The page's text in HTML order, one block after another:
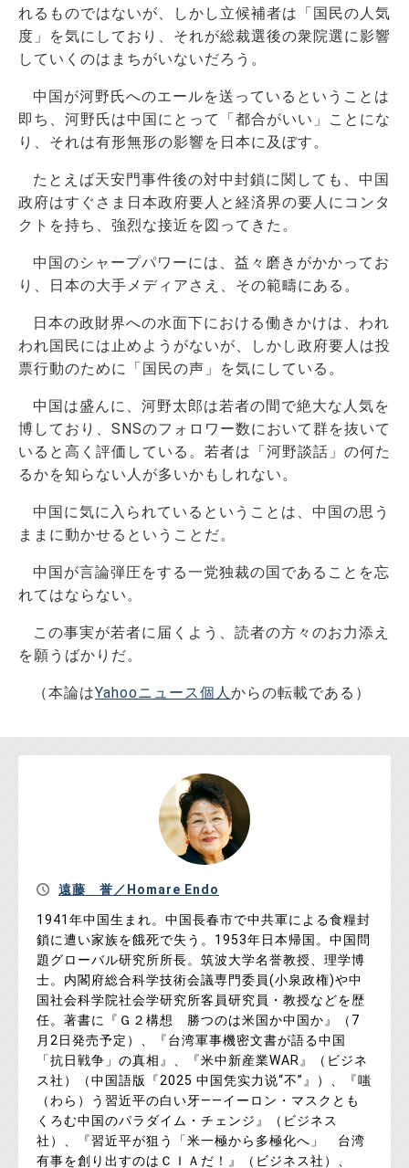
れるものではないが、しかし立候補者は「国民の人気
度」を気にしており、それが総裁選後の衆院選に影響
していくのはまちがいないだろう。
中国が河野氏へのエールを送っているということは
即ち、河野氏は中国にとって「都合がいい」ことにな
り、それは有形無形の影響を日本に及ぼす。
たとえば天安門事件後の対中封鎖に関しても、中国
政府はすぐさま日本政府要人と経済界の要人にコンタ
クトを持ち、強烈な接近を図ってきた。
中国のシャープパワーには、益々磨きがかかってお
り、日本の大手メディアさえ、その範疇にある。
日本の政財界への水面下における働きかけは、われ
われ国民には止めようがないが、しかし政府要人は投
票行動のために「国民の声」を気にしている。
中国は盛んに、河野太郎は若者の間で絶大な人気を
博しており、SNSのフォロワー数において群を抜いて
いると高く評価している。若者は「河野談話」の何た
るかを知らない人が多いかもしれない。
中国に気に入られているということは、中国の思う
ままに動かせるということだ。
中国が言論弾圧をする一党独裁の国であることを忘
れてはならない。
この事実が若者に届くよう、読者の方々のお力添え
を願うばかりだ。
（本論はYahooニュース個人からの転載である）
遠藤 誉／Homare Endo
1941年中国生まれ。中国長春市で中共軍による食糧封
鎖に遭い家族を餓死で失う。1953年日本帰国。中国問
題グローバル研究所所長。筑波大学名誉教授、理学博
士。内閣府総合科学技術会議専門委員(小泉政権)や中
国社会科学院社会学研究所客員研究員・教授などを歴
任。著書に『Ｇ２構想 勝つのは米国か中国か』（7
月2日発売予定）、『台湾軍事機密文書が語る中国
「抗日戦争」の真相』、『米中新産業WAR』（ビジネ
ス社）（中国語版『2025 中国凭实力说“不”』）、『嗤
（わら）う習近平の白い牙――イーロン・マスクとも
くろむ中国のパラダイム・チェンジ』（ビジネス
社）、『習近平が狙う「米一極から多極化へ」 台湾
有事を創り出すのはＣＩＡだ！』（ビジネス社）、